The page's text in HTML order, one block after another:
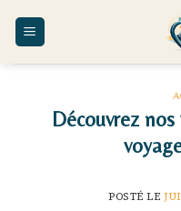
Découvrez
POSTÉ LE